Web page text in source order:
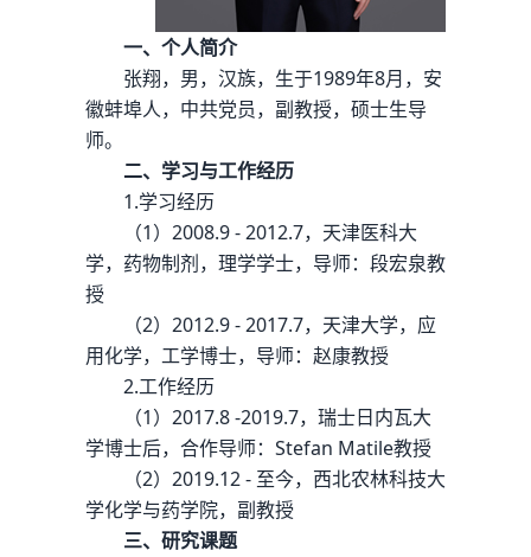
一、个人简介
张翔，男，汉族，生于1989年8月，安
徽蚌埠人，中共党员，副教授，硕士生导
师。
二、学习与工作经历
1.学习经历
（1）2008.9 - 2012.7，天津医科大
学，药物制剂，理学学士，导师：段宏泉教
授
（2）2012.9 - 2017.7，天津大学，应
用化学，工学博士，导师：赵康教授
2.工作经历
（1）2017.8 -2019.7，瑞士日内瓦大
学博士后，合作导师：Stefan Matile教授
（2）2019.12 - 至今，西北农林科技大
学化学与药学院，副教授
三、研究课题